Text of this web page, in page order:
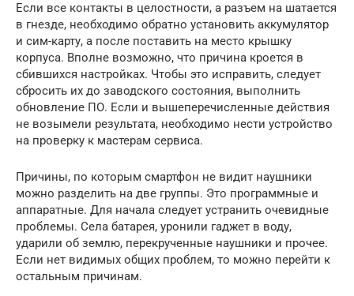
Если все контакты в целостности, а разъем на шатается
в гнезде, необходимо обратно установить аккумулятор
и сим-карту, а после поставить на место крышку
корпуса. Вполне возможно, что причина кроется в
сбившихся настройках. Чтобы это исправить, следует
сбросить их до заводского состояния, выполнить
обновление ПО. Если и вышеперечисленные действия
не возымели результата, необходимо нести устройство
на проверку к мастерам сервиса.
Причины, по которым смартфон не видит наушники
можно разделить на две группы. Это программные и
аппаратные. Для начала следует устранить очевидные
проблемы. Села батарея, уронили гаджет в воду,
ударили об землю, перекрученные наушники и прочее.
Если нет видимых общих проблем, то можно перейти к
остальным причинам.